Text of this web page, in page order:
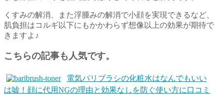
くすみの解消、また浮腫みの解消で小顔を実現できるなど、
肌負担はコルギ以下にもかかわらず想像以上の効果が期待で
きますよ♪
こちらの記事も人気です。
電気バリブラシの化粧水はなんでもいい
は嘘！顔に代用NGの理由と効果なしを防ぐ使い方に口コミ